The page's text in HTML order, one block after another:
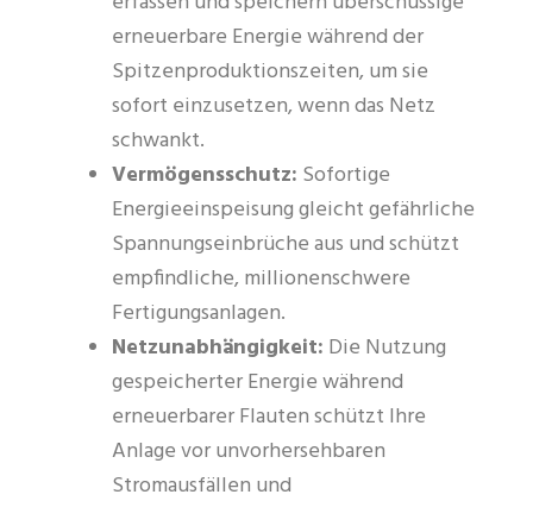
erneuerbare Energie während der
Spitzenproduktionszeiten, um sie
sofort einzusetzen, wenn das Netz
schwankt.
Vermögensschutz: Sofortige
Energieeinspeisung gleicht gefährliche
Spannungseinbrüche aus und schützt
empfindliche, millionenschwere
Fertigungsanlagen.
Netzunabhängigkeit: Die Nutzung
gespeicherter Energie während
erneuerbarer Flauten schützt Ihre
Anlage vor unvorhersehbaren
Stromausfällen und